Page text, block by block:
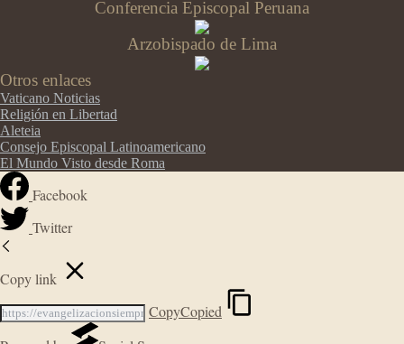
Conferencia Episcopal Peruana
Arzobispado de Lima
Otros enlaces
Vaticano Noticias
Religión en Libertad
Aleteia
Consejo Episcopal Latinoamericano
El Mundo Visto desde Roma
Facebook
Twitter
Copy link
CopyCopied